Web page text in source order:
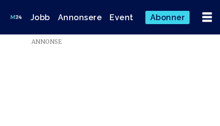
Jobb Annonsere Event Abonner
ANNONSE